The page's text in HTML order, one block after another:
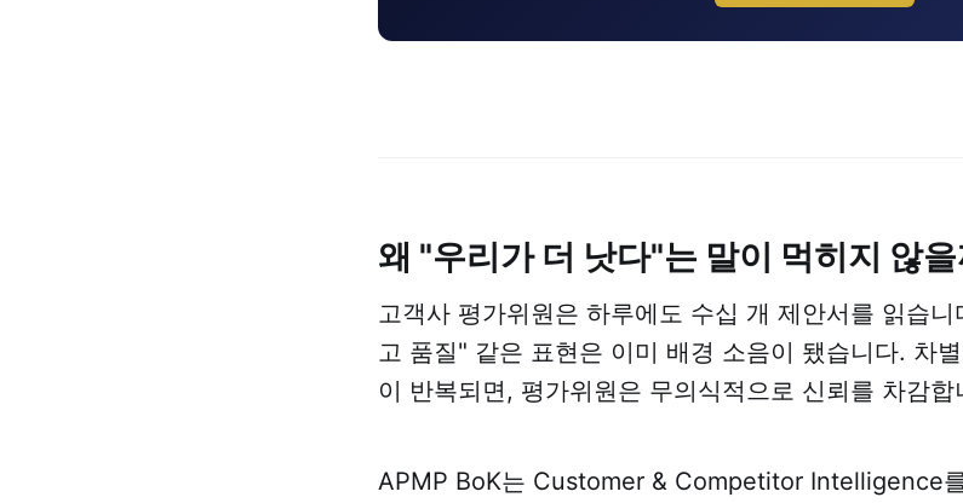
왜 "우리가 더 낫다"는 말이 먹히지 않
고객사 평가위원은 하루에도 수십 개 제안서를 읽습
고 품질" 같은 표현은 이미 배경 소음이 됐습니다. 차
이 반복되면, 평가위원은 무의식적으로 신뢰를 차감합
APMP BoK는 Customer & Competitor Intelligence